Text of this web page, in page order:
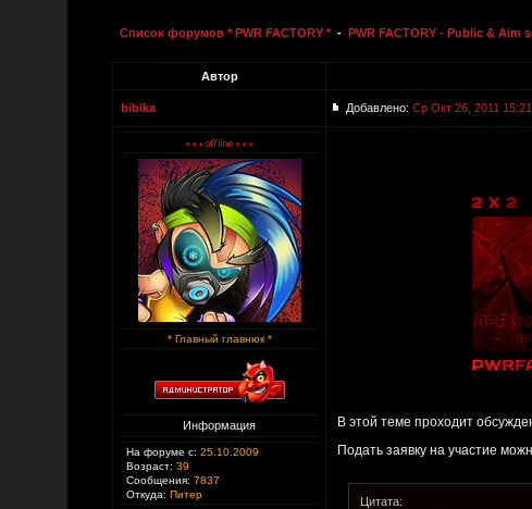
Список форумов * PWR FACTORY * - PWR FACTORY - Public & Aim
Автор
bibika Добавлено: Ср Окт 26, 2011 15:21
* Главный главнюк *
Информация
На форуме с: 25.10.2009
Возраст: 39
Сообщения: 7837
Откуда: Питер
В этой теме проходит
Подать заявку на участие
Цитата: